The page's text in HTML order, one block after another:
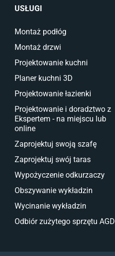
USŁUGI
Montaż podłóg
Montaż drzwi
Projektowanie kuchni
Planer kuchni 3D
Projektowanie łazienki
Projektowanie i doradztwo z
Ekspertem - na miejscu lub
online
Zaprojektuj swoją szafę
Zaprojektuj swój taras
Wypożyczenie odkurzaczy
Obszywanie wykładzin
Wycinanie wykładzin
Odbiór zużytego sprzętu AGD